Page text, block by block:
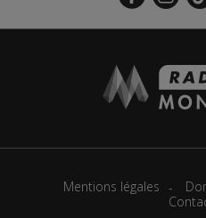
Mentions légales